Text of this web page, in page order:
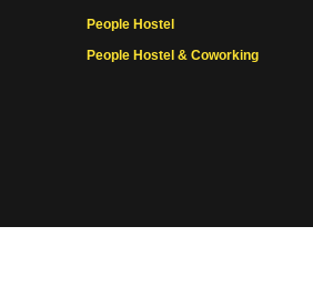
People Hostel
People Hostel & Coworking